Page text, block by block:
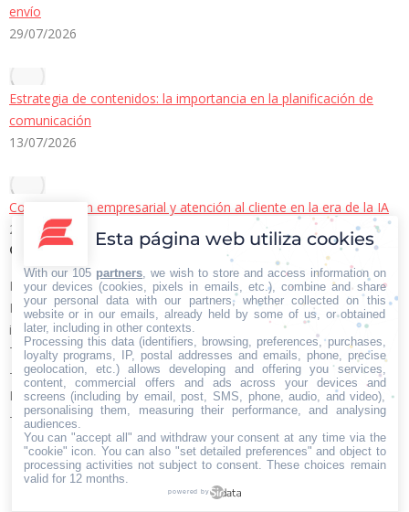
envío
29/07/2026
Estrategia de contenidos: la importancia en la planificación de
comunicación
13/07/2026
Comunicación empresarial y atención al cliente en la era de la IA
22/06/2026
Contacto Iberian Press
Principales vías de contacto:
E-mail:
info@iberianpress.es
Teléfono:
+34 911863556
Fax:
+34 911863556
Encuéntranos en:
Facebook
page
X
page
YouTube
page
Rss
page
Esta página web utiliza cookies
With our 105 partners , we wish to store and access information on
your devices (cookies, pixels in emails, etc.), combine and share
your personal data with our partners, whether collected on this
website or in our emails, already held by some of us, or obtained
later, including in other contexts.
Processing this data (identifiers, browsing, preferences, purchases,
loyalty programs, IP, postal addresses and emails, phone, precise
geolocation, etc.) allows developing and offering you services,
content, commercial offers and ads across your devices and
screens (including by email, post, SMS, phone, audio, and video),
personalising them, measuring their performance, and analysing
audiences.
You can "accept all" and withdraw your consent at any time via the
"cookie" icon . You can also "set detailed preferences" and object to
processing activities not subject to consent. These choices remain
valid for 12 months.
powered by